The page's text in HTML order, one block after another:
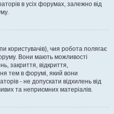
в усіх форумах, залежно від
користувачів), чия робота полягає
Вони мають можливості
закриття, відкриття,
тем в форумі, який вони
- не допускати відхилень від
та неприємних матеріалів.